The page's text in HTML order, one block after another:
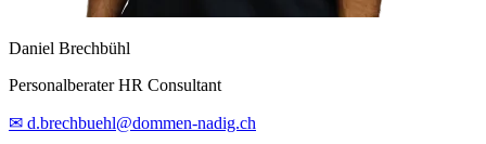
Daniel Brechbühl
Personalberater HR Consultant
✉ d.brechbuehl@dommen-nadig.ch